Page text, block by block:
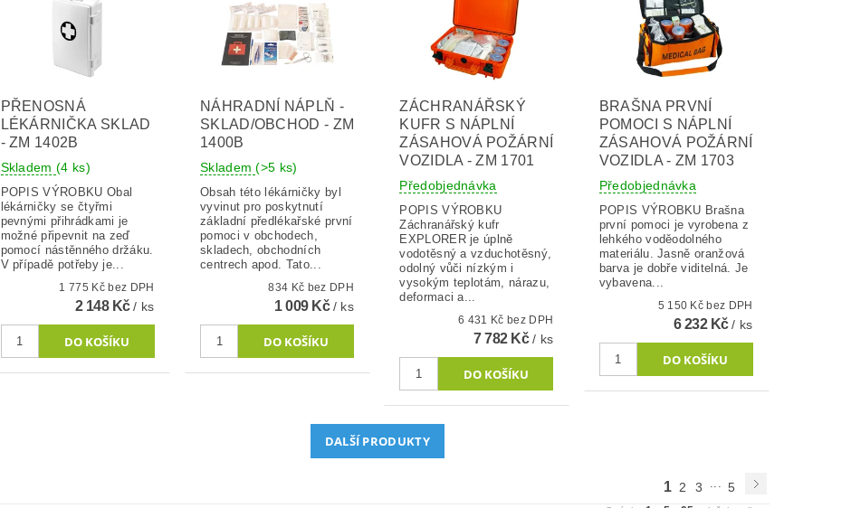
PŘENOSNÁ
LÉKÁRNIČKA SKLAD
- ZM 1402B
Skladem(4 ks)
POPIS VÝROBKU Obal
lékárničky se čtyřmi
pevnými přihrádkami je
možné připevnit na zeď
pomocí nástěnného držáku.
V případě potřeby je...
1 775 Kč bez DPH
2 148 Kč/ ks
NÁHRADNÍ NÁPLŇ -
SKLAD/OBCHOD - ZM
1400B
Skladem(>5 ks)
Obsah této lékárničky byl
vyvinut pro poskytnutí
základní předlékařské první
pomoci v obchodech,
skladech, obchodních
centrech apod. Tato...
834 Kč bez DPH
1 009 Kč/ ks
ZÁCHRANÁŘSKÝ
KUFR S NÁPLNÍ
ZÁSAHOVÁ POŽÁRNÍ
VOZIDLA - ZM 1701
Předobjednávka
POPIS VÝROBKU
Záchranářský kufr
EXPLORER je úplně
vodotěsný a vzduchotěsný,
odolný vůči nízkým i
vysokým teplotám, nárazu,
deformaci a...
6 431 Kč bez DPH
7 782 Kč/ ks
BRAŠNA PRVNÍ
POMOCI S NÁPLNÍ
ZÁSAHOVÁ POŽÁRNÍ
VOZIDLA - ZM 1703
Předobjednávka
POPIS VÝROBKU Brašna
první pomoci je vyrobena z
lehkého voděodolného
materiálu. Jasně oranžová
barva je dobře viditelná. Je
vybavena...
5 150 Kč bez DPH
6 232 Kč/ ks
DALŠÍ PRODUKTY
1 2 3 5